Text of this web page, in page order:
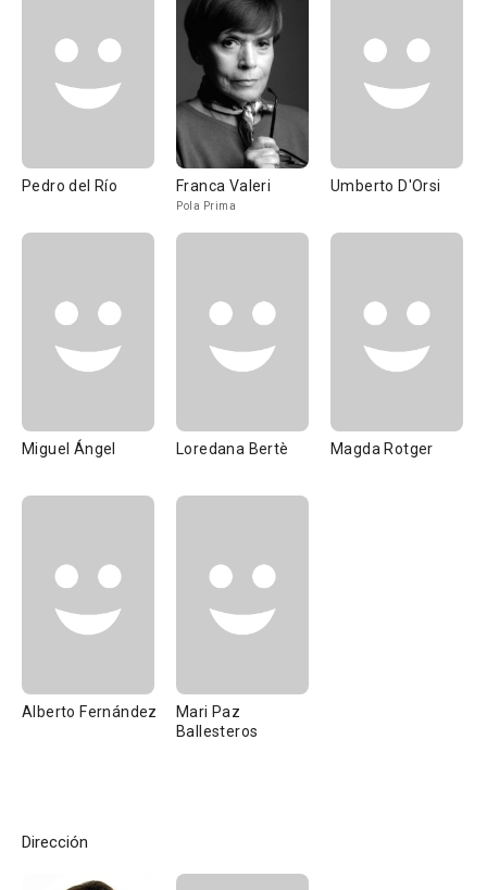
Pedro del Río Franca Valeri
Pola Prima
Umberto D'Orsi
Miguel Ángel Loredana Bertè Magda Rotger
Alberto Fernández
Mari Paz
Ballesteros
Dirección